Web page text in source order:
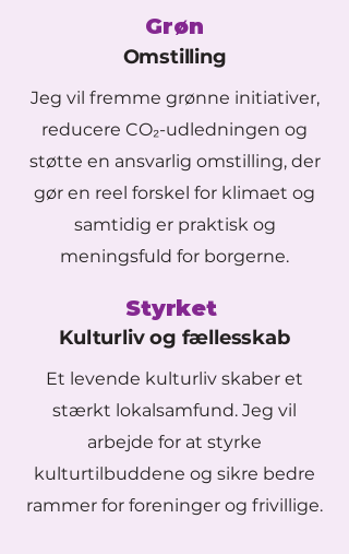
Grøn
Omstilling
Jeg vil fremme grønne initiativer,
reducere CO₂-udledningen og
støtte en ansvarlig omstilling, der
gør en reel forskel for klimaet og
samtidig er praktisk og
meningsfuld for borgerne.
Styrket
Kulturliv og fællesskab
Et levende kulturliv skaber et
stærkt lokalsamfund. Jeg vil
arbejde for at styrke
kulturtilbuddene og sikre bedre
rammer for foreninger og frivillige.